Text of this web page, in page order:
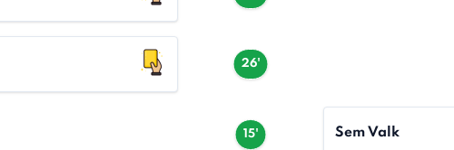
26'
15' Sem Valk